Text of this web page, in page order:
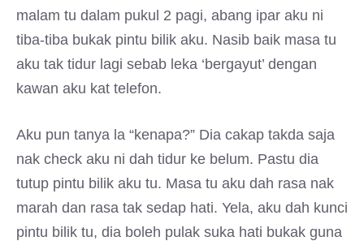
malam tu dalam pukul 2 pagi, abang ipar aku ni
tiba-tiba bukak pintu bilik aku. Nasib baik masa tu
aku tak tidur lagi sebab leka ‘bergayut’ dengan
kawan aku kat telefon.
Aku pun tanya la “kenapa?” Dia cakap takda saja
nak check aku ni dah tidur ke belum. Pastu dia
tutup pintu bilik aku tu. Masa tu aku dah rasa nak
marah dan rasa tak sedap hati. Yela, aku dah kunci
pintu bilik tu, dia boleh pulak suka hati bukak guna